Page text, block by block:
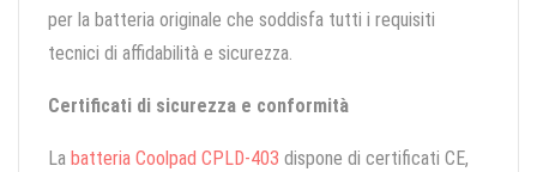
per la batteria originale che soddisfa tutti i requisiti
tecnici di affidabilità e sicurezza.
Certificati di sicurezza e conformità
La batteria Coolpad CPLD-403 dispone di certificati CE,